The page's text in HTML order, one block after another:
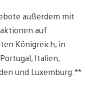
außerdem mit
auf
Königreich, in
Italien,
und Luxemburg.**